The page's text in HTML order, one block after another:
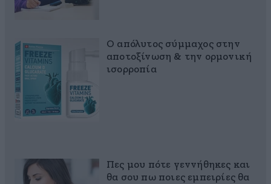
Ο απόλυτος σύμμαχος στην
αποτοξίνωση & την ορμονική
ισορροπία
Πες μου πότε γεννήθηκες και
θα σου πω ποιες εμπειρίες θα